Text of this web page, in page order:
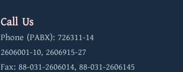
Call Us
Phone (PABX): 726311-14
2606001-10, 2606915-27
Fax: 88-031-2606014, 88-031-2606145